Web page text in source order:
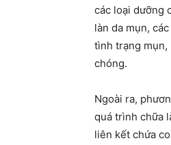
các loại dưỡng
làn da mụn,
tình trạng mụn,
chóng.
Ngoài ra,
quá trình chữa
liên kết chứa